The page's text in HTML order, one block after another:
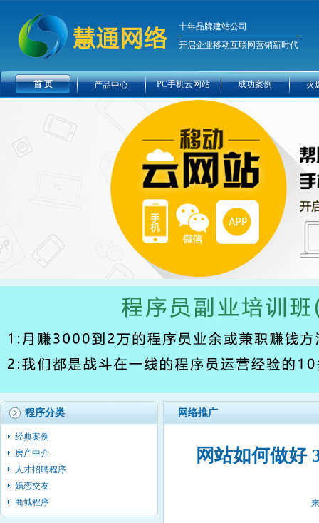
十年品牌建站公司
开启企业移动互联网营销新时代
首 页 产品中心 PC手机云网站 成功案例 火
程序分类
经典案例
房产中介
人才招聘程序
婚恋交友
商城程序
网络推广
网站如何做好